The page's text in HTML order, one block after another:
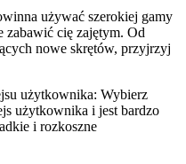
używać szerokiej gamy
zabawić cię zajętym. Od
nowe skrętów, przyjrzyj
użytkownika: Wybierz
użytkownika i jest bardzo
i rozkoszne